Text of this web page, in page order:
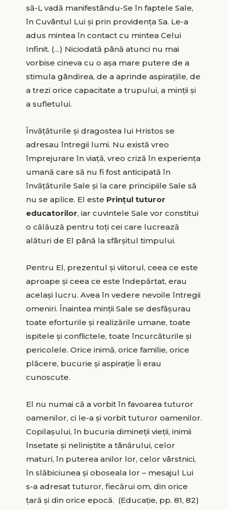
să-L vadă manifestându-Se în faptele Sale,
în Cuvântul Lui și prin providența Sa. Le-a
adus mintea în contact cu mintea Celui
Infinit. (…) Niciodată până atunci nu mai
vorbise cineva cu o așa mare putere de a
stimula gândirea, de a aprinde aspirațiile, de
a trezi orice capacitate a trupului, a minții și
a sufletului.
Învățăturile și dragostea lui Hristos se
adresau întregii lumi. Nu există vreo
împrejurare în viață, vreo criză în experiența
umană care să nu fi fost anticipată în
învățăturile Sale și la care principiile Sale să
nu se aplice. El este Prințul tuturor
educatorilor, iar cuvintele Sale vor constitui
o călăuză pentru toți cei care lucrează
alături de El până la sfârșitul timpului.
Pentru El, prezentul și viitorul, ceea ce este
aproape și ceea ce este îndepărtat, erau
același lucru. Avea în vedere nevoile întregii
omeniri. Înaintea minții Sale se desfășurau
toate eforturile și realizările umane, toate
ispitele și conflictele, toate încurcăturile și
pericolele. Orice inimă, orice familie, orice
plăcere, bucurie și aspirație Îi erau
cunoscute.
El nu numai că a vorbit în favoarea tuturor
oamenilor, ci le-a și vorbit tuturor oamenilor.
Copilașului, în bucuria dimineții vieții, inimii
însetate și neliniștite a tânărului, celor
maturi, în puterea anilor lor, celor vârstnici,
în slăbiciunea și oboseala lor – mesajul Lui
s-a adresat tuturor, fiecărui om, din orice
țară și din orice epocă. (Educație, pp. 81, 82)